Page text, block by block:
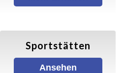
Freizeitschwimmen
Sportstätten
Ansehen